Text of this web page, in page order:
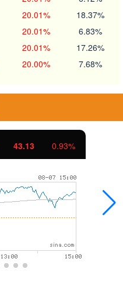
20.01% 18.37%
20.01% 6.83%
20.01% 17.26%
20.00% 7.68%
11.37 1.01%